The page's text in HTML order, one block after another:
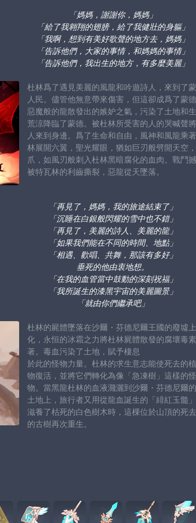
「媽媽，謝謝你，媽媽」
「給了我翱翔的翅膀，給了我健壯的身軀」
「我啊，想到有美好歌聲的地方去，媽媽」
「告訴他們，大家的事情，和媽媽的事情」
「告訴他們，我出生的地方，有多麼美麗」
杜林爲了遇見美麗的風龍和吟遊詩人，來到了
人民。儘管他無意帶來傷害，但這卻成爲了蒙
惡魔般的龍散發出的嫉妒之氣，污染了土地和
荒涼降臨了蒙德。被杜林所受害的人的哭喊聲
人來到身邊。爲了生命和自由，風神和風龍乘
林展開六翼，聖光耀眼，猶如巨刃般劈開天空
爪，如風刃般刺入杜林黑暗腐化的血肉。戰鬥
被特瓦林的利齒撕裂，惡龍從天墜落。
「再見了，媽媽，我的旅途結束了」
「沉睡在白銀般閃耀的雪中也不錯」
「再見了，美麗的詩人、美麗的龍」
「如果我們能在不同的時間、地點」
「相遇、歡唱、共舞，那該有多好」
垂死的他由衷地想。
「在我的血管當中鼓動的深刻祝福」
「我所誕生的漆黑宇宙的美麗圖景」
「就由你們繼承吧」
杜林的屍體墜落在沙爾・芬德尼爾王國的廢墟
化，永恒的冰霜之力將杜林屍體散發的腐壞毒
著。毒血污染了土地，賦予棲息
於此的怪物力量。杜林的求生意志能使死去的植
物復活，並將它們轉化為像「急凍樹」這樣的怪
物。當黑龍杜林的血液濺灑到沙爾・芬德尼爾的
土地上，旅行者又用從龍血誕生的「緋紅玉髓」
滋養了枯死的白色樹木時，這棵位於山頂的死去
的古樹再次重生。